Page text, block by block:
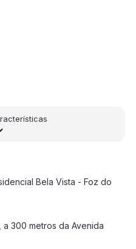
Bela Vista - Foz do
300 metros da Avenida